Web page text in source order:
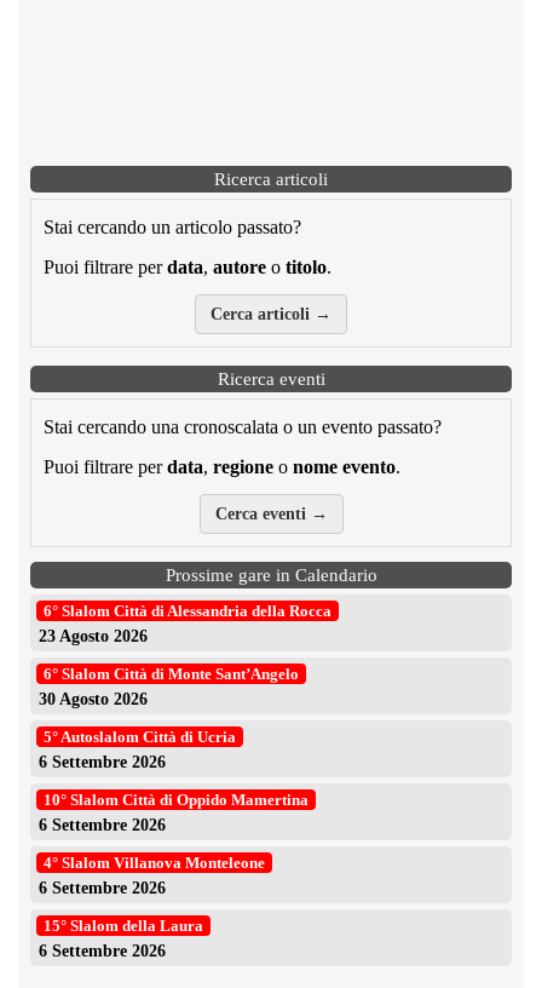
Ricerca articoli
Stai cercando un articolo passato?
Puoi filtrare perdata, autore o titolo.
Cerca articoli →
Ricerca eventi
Stai cercando una cronoscalata o un evento passato?
Puoi filtrare perdata, regione o nome evento.
Cerca eventi →
Prossime gare in Calendario
6° Slalom Città di Alessandria della Rocca
23 Agosto 2026
6° Slalom Città di Monte Sant’Angelo
30 Agosto 2026
5° Autoslalom Città di Ucria
6 Settembre 2026
10° Slalom Città di Oppido Mamertina
6 Settembre 2026
4° Slalom Villanova Monteleone
6 Settembre 2026
15° Slalom della Laura
6 Settembre 2026